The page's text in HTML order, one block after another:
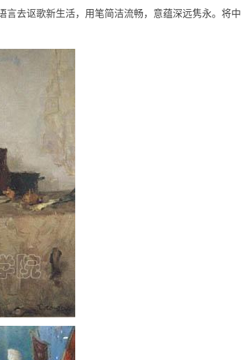
去讴歌新生活，用笔简洁流畅，意蕴深远隽永。将中